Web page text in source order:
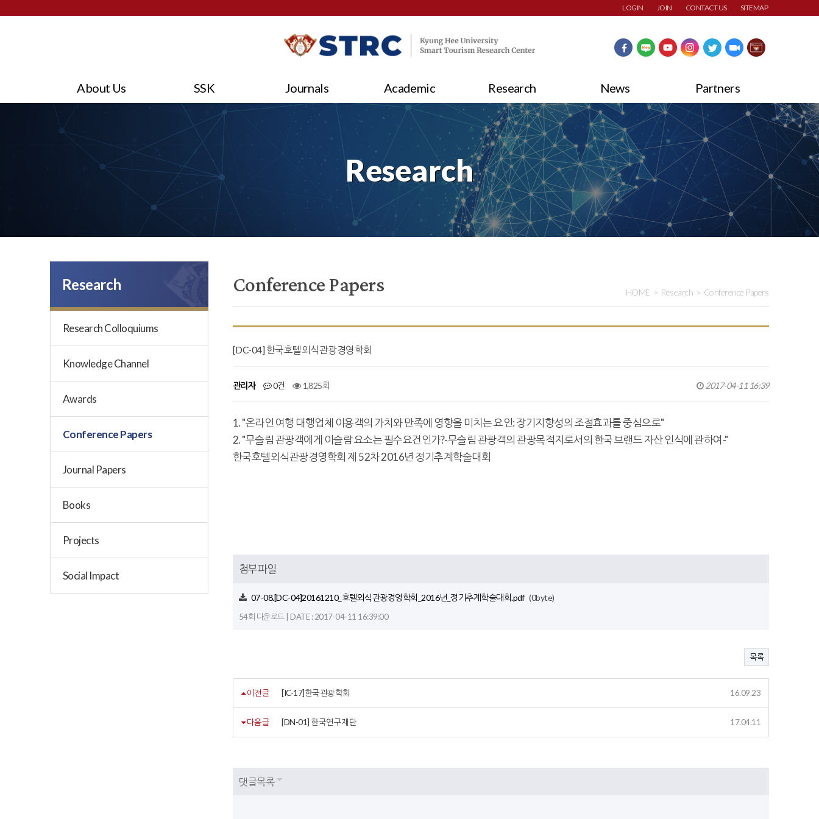
LOGIN JOIN CONTACT US SITEMAP
About Us SSK Journals Academic Research News Partners
Research
Research
Research Colloquiums
Knowledge Channel
Awards
Conference Papers
Journal Papers
Books
Projects
Social Impact
Conference Papers HOME Research Conference Papers
[DC-04] 한국호텔외식관광경영학회
관리자 0건 1,825회 2017-04-11 16:39
1. "온라인 여행 대행업체 이용객의 가치와 만족에 영향을 미치는 요인: 장기지향성의 조절효과를 중심으로"
2. "무슬림 관광객에게 이슬람 요소는 필수요건인가?-무슬림 관광객의 관광목적지로서의 한국 브랜드 자산 인식에 관하여-"
한국호텔외식관광경영학회 제 52차 2016년 정기추계학술대회
첨부파일
07-08.[DC-04]20161210_호텔외식관광경영학회_2016년_정기추계학술대회.pdf (0byte)
54회 다운로드 | DATE : 2017-04-11 16:39:00
목록
이전글 [IC-17]한국관광학회 16.09.23
다음글 [DN-01] 한국연구재단 17.04.11
댓글목록